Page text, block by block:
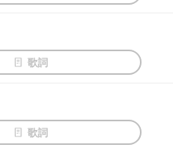
歌詞
歌詞